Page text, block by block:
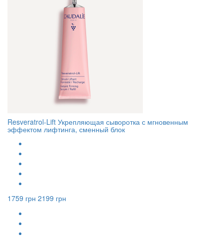
Resveratrol-Lift Укрепляющая сыворотка с мгновенным
эффектом лифтинга, сменный блок
1759 грн 2199 грн